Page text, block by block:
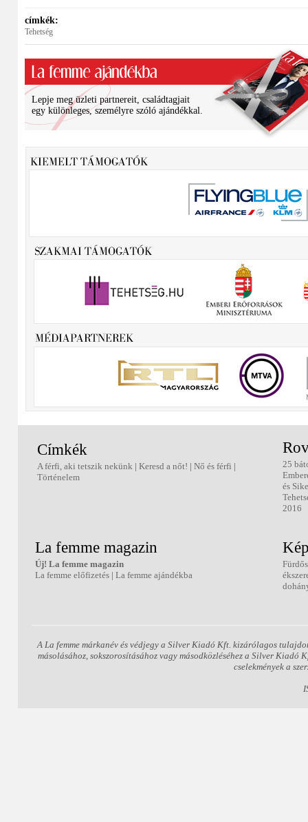
címkék:
Tehetség
Lepje meg üzleti partnereit, családtagjait
egy különleges, személyre szóló ajándékkal.
Címkék
A férfi, aki tetszik nekünk | Keresd a nőt! | Nő és férfi |
Történelem
25
és
2016
La femme magazin
Új! La femme magazin
La femme előfizetés | La femme ajándékba
A La femme márkanév és védjegy a Silver Kiadó Kft. kizárólagos
másolásához, sokszorosításához vagy másodközléséhez a Silver
cselekmények a